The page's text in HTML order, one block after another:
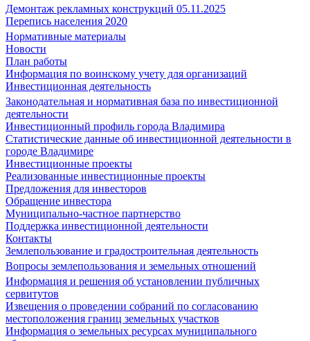
Демонтаж рекламных конструкций 05.11.2025
Перепись населения 2020
Нормативные материалы
Новости
План работы
Информация по воинскому учету для организаций
Инвестиционная деятельность
Законодательная и нормативная база по инвестиционной
деятельности
Инвестиционный профиль города Владимира
Статистические данные об инвестиционной деятельности в
городе Владимире
Инвестиционные проекты
Реализованные инвестиционные проекты
Предложения для инвесторов
Обращение инвестора
Муниципально-частное партнерство
Поддержка инвестиционной деятельности
Контакты
Землепользование и градостроительная деятельность
Вопросы землепользования и земельных отношений
Информация и решения об установлении публичных
сервитутов
Извещения о проведении собраний по согласованию
местоположения границ земельных участков
Информация о земельных ресурсах муниципального